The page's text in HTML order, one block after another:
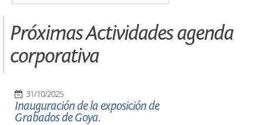
Próximas Actividades agenda
corporativa
31/10/2025
Inauguración de la exposición de
Grabados de Goya.